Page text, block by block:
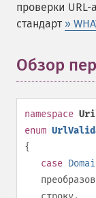
проверки
стандарт »
Обзор
namespace
enum
{
case